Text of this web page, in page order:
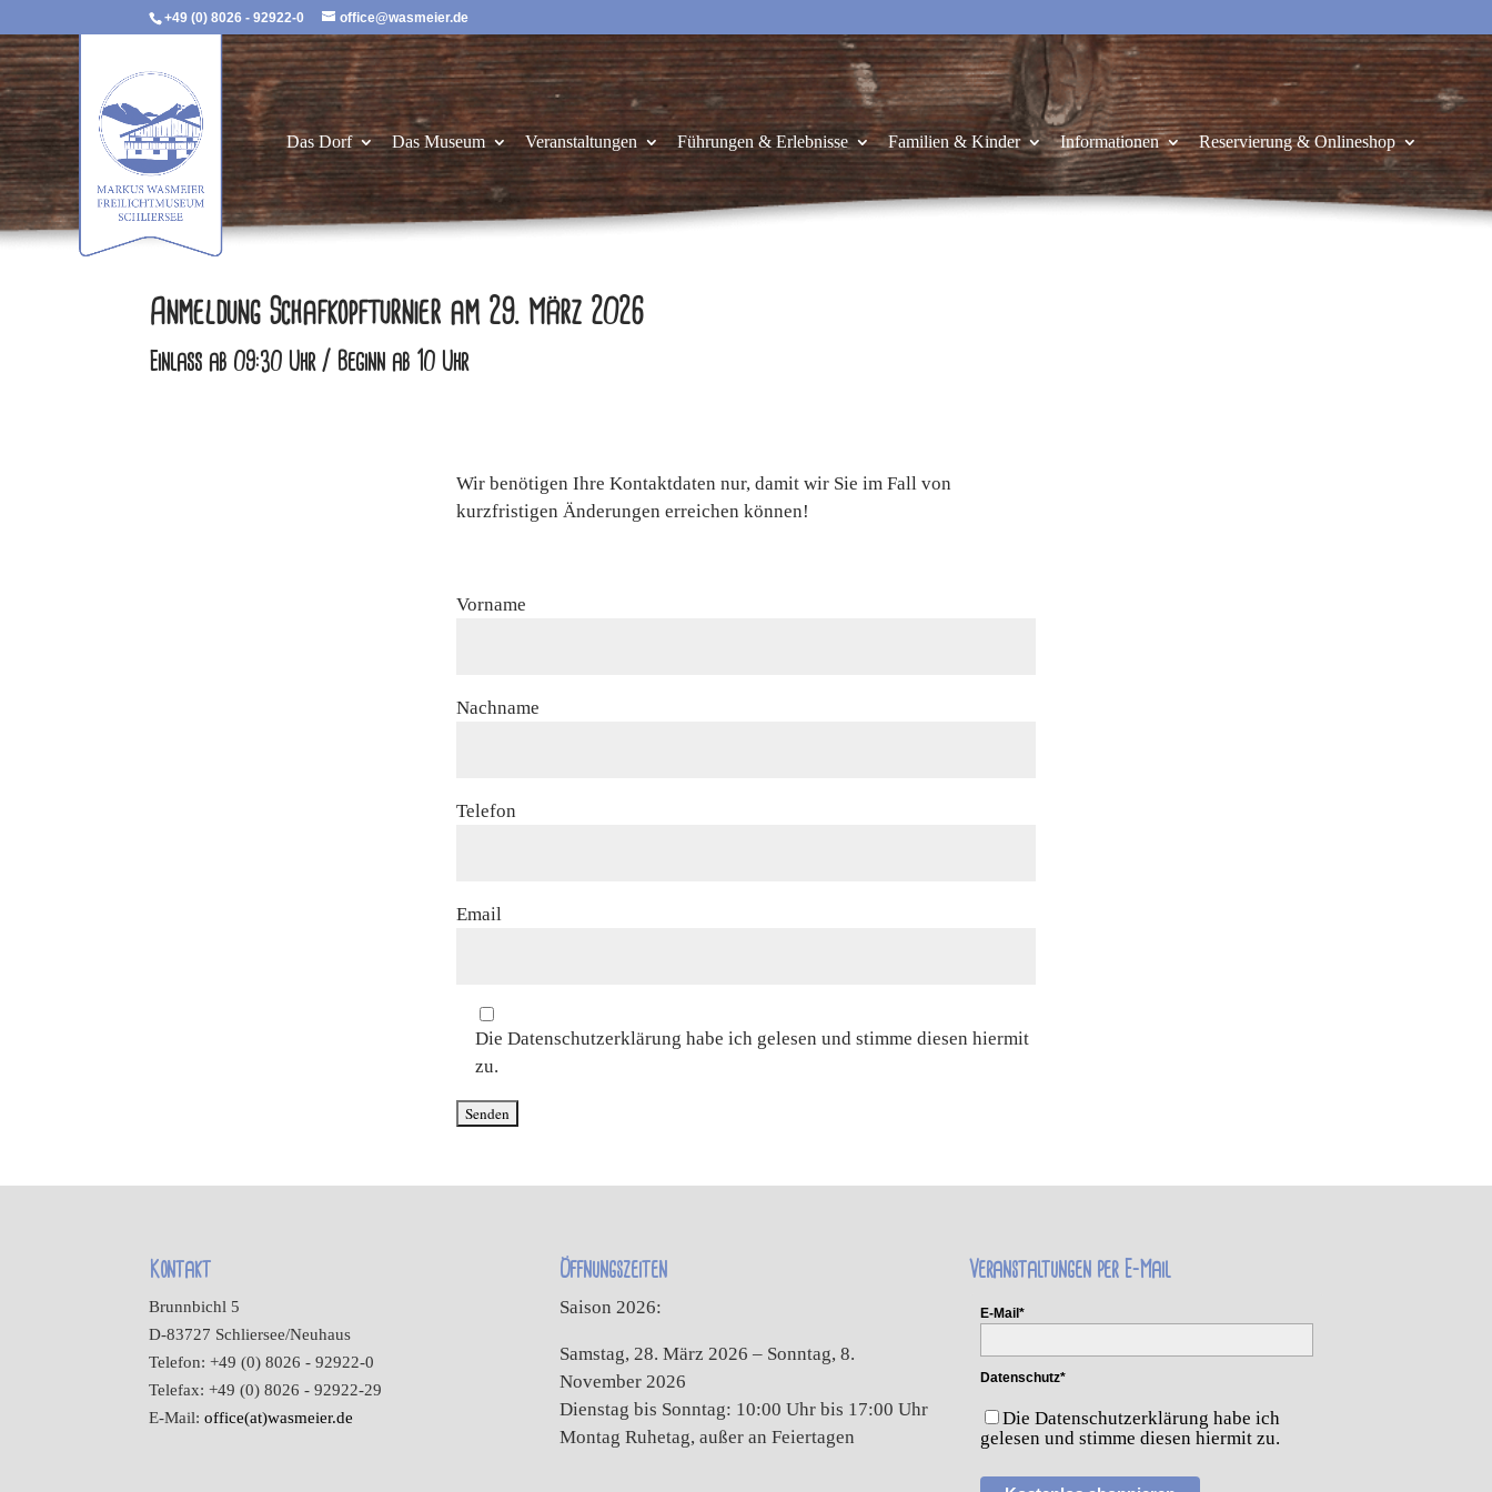
+49 (0) 8026 - 92922-0 office@wasmeier.de
Das Dorf Das Museum Veranstaltungen Führungen & Erlebnisse Familien & Kinder Informationen Reservierung & Onlineshop
Anmeldung Schafkopfturnier am 29. März 2026
Einlass ab 09:30 Uhr / Beginn ab 10 Uhr
Wir benötigen Ihre Kontaktdaten nur, damit wir Sie im Fall von
kurzfristigen Änderungen erreichen können!
Vorname
Nachname
Telefon
Email
Die Datenschutzerklärung habe ich gelesen und stimme diesen hiermit
zu.
Kontakt
Brunnbichl 5
D-83727 Schliersee/Neuhaus
Telefon: +49 (0) 8026 - 92922-0
Telefax: +49 (0) 8026 - 92922-29
E-Mail:office(at)wasmeier.de
Öffnungszeiten
Saison 2026:
Samstag, 28. März 2026 – Sonntag, 8.
November 2026
Dienstag bis Sonntag: 10:00 Uhr bis 17:00 Uhr
Montag Ruhetag, außer an Feiertagen
Veranstaltungen per E-Mail
E-Mail*
Datenschutz*
Die Datenschutzerklärung habe ich
gelesen und stimme diesen hiermit zu.